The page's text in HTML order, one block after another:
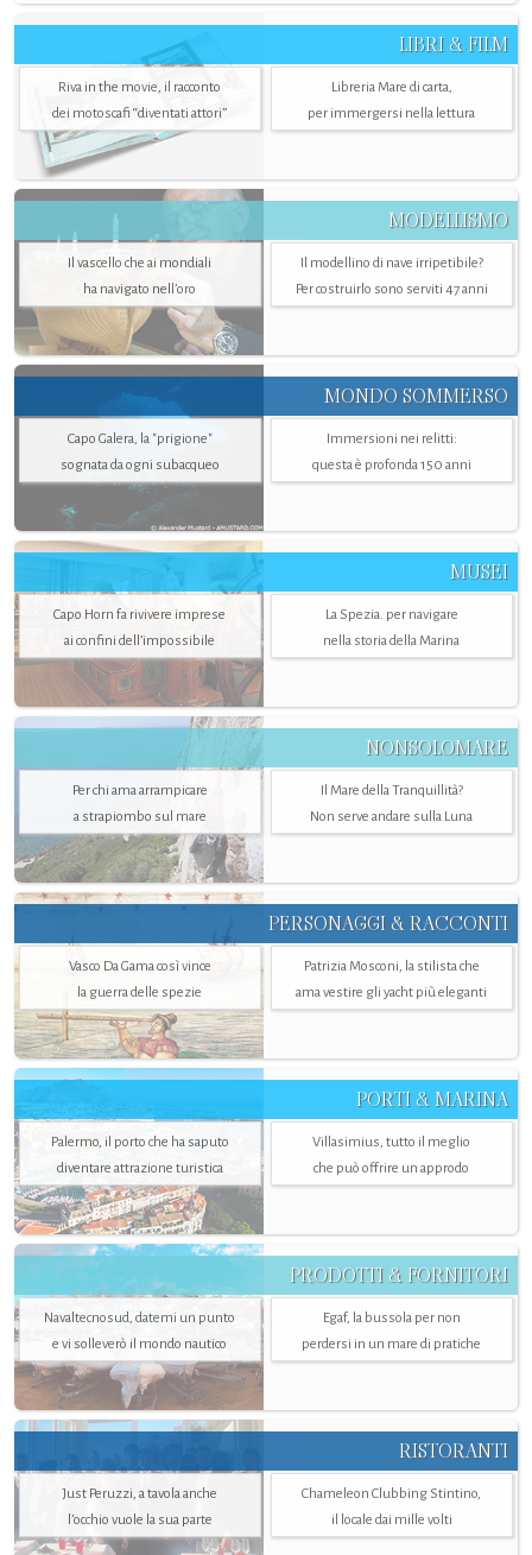
LIBRI & FILM
Riva in the movie, il racconto
dei motoscafi “diventati attori”
Libreria Mare di carta,
per immergersi nella lettura
MODELLISMO
Il vascello che ai mondiali
ha navigato nell’oro
Il modellino di nave irripetibile?
Per costruirlo sono serviti 47 anni
MONDO SOMMERSO
Capo Galera, la "prigione"
sognata da ogni subacqueo
Immersioni nei relitti:
questa è profonda 150 anni
MUSEI
Capo Horn fa rivivere imprese
ai confini dell’impossibile
La Spezia. per navigare
nella storia della Marina
NONSOLOMARE
Per chi ama arrampicare
a strapiombo sul mare
Il Mare della Tranquillità?
Non serve andare sulla Luna
PERSONAGGI & RACCONTI
Vasco Da Gama così vince
la guerra delle spezie
Patrizia Mosconi, la stilista che
ama vestire gli yacht più eleganti
PORTI & MARINA
Palermo, il porto che ha saputo
diventare attrazione turistica
Villasimius, tutto il meglio
che può offrire un approdo
PRODOTTI & FORNITORI
Navaltecnosud, datemi un punto
e vi solleverò il mondo nautico
Egaf, la bussola per non
perdersi in un mare di pratiche
RISTORANTI
Just Peruzzi, a tavola anche
l’occhio vuole la sua parte
Chameleon Clubbing Stintino,
il locale dai mille volti